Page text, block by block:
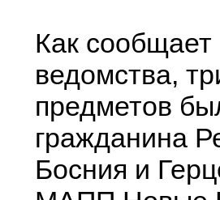
Как
ведомства,
предметов
гражданина
Босния и